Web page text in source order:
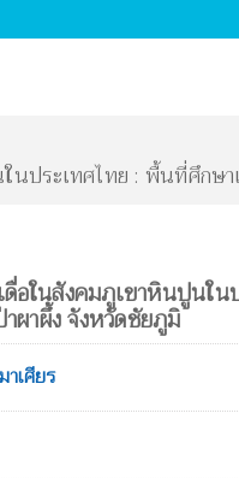
นประเทศไทย : พื้นที่ศึก
อในสังคมภูเขาหินปูนใน
าผึ้ง จังหวัดชัยภูมิ
เศียร